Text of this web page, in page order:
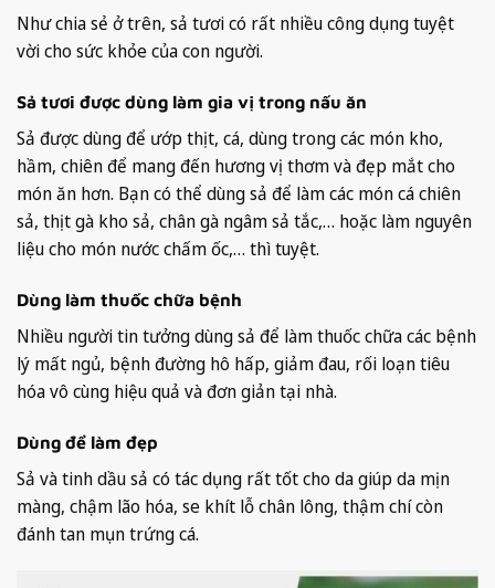
Như chia sẻ ở trên, sả tươi có rất nhiều công dụng tuyệt
vời cho sức khỏe của con người.
Sả tươi được dùng làm gia vị trong nấu ăn
Sả được dùng để ướp thịt, cá, dùng trong các món kho,
hầm, chiên để mang đến hương vị thơm và đẹp mắt cho
món ăn hơn. Bạn có thể dùng sả để làm các món cá chiên
sả, thịt gà kho sả, chân gà ngâm sả tắc,… hoặc làm nguyên
liệu cho món nước chấm ốc,… thì tuyệt.
Dùng làm thuốc chữa bệnh
Nhiều người tin tưởng dùng sả để làm thuốc chữa các bệnh
lý mất ngủ, bệnh đường hô hấp, giảm đau, rối loạn tiêu
hóa vô cùng hiệu quả và đơn giản tại nhà.
Dùng để làm đẹp
Sả và tinh dầu sả có tác dụng rất tốt cho da giúp da mịn
màng, chậm lão hóa, se khít lỗ chân lông, thậm chí còn
đánh tan mụn trứng cá.